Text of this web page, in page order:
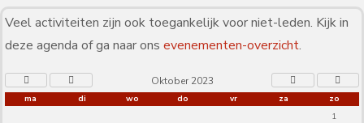
Veel activiteiten zijn ook toegankelijk voor niet-leden. Kijk in
deze agenda of ga naar ons evenementen-overzicht.
Oktober 2023
ma di wo do vr za
zo
1